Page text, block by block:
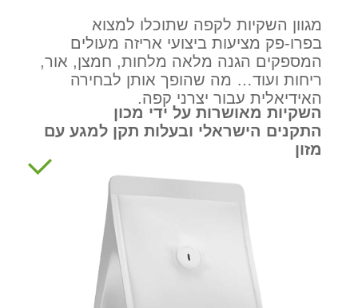
מגוון השקיות לקפה שתוכלו למצוא
בפרו-פק מציעות ביצועי אריזה מעולים
המספקים הגנה מלאה מלחות, חמצן, אור,
ריחות ועוד… מה שהופך אותן לבחירה
האידיאלית עבור יצרני קפה.
השקיות מאושרות על ידי מכון
התקנים הישראלי ובעלות תקן למגע עם
מזון